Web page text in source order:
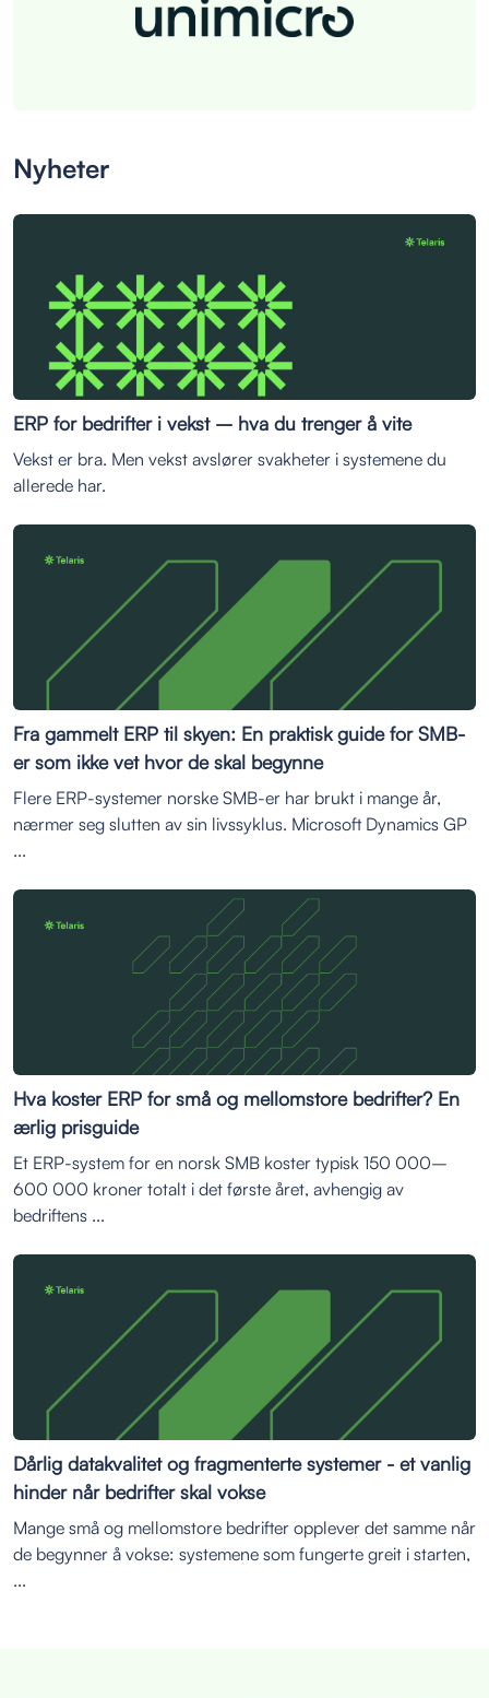
Nyheter
ERP for bedrifter i vekst – hva du trenger å vite
Vekst er bra. Men vekst avslører svakheter i systemene du
allerede har.
Fra gammelt ERP til skyen: En praktisk guide for SMB-
er som ikke vet hvor de skal begynne
Flere ERP-systemer norske SMB-er har brukt i mange år,
nærmer seg slutten av sin livssyklus. Microsoft Dynamics GP
...
Hva koster ERP for små og mellomstore bedrifter? En
ærlig prisguide
Et ERP-system for en norsk SMB koster typisk 150 000–
600 000 kroner totalt i det første året, avhengig av
bedriftens ...
Dårlig datakvalitet og fragmenterte systemer - et vanlig
hinder når bedrifter skal vokse
Mange små og mellomstore bedrifter opplever det samme når
de begynner å vokse: systemene som fungerte greit i starten,
...